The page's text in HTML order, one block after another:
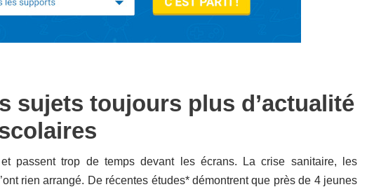
sujets toujours plus d’actualité
passent trop de temps devant les écrans. La crise sanitaire, les
rien arrangé. De récentes études* démontrent que près de 4 jeunes